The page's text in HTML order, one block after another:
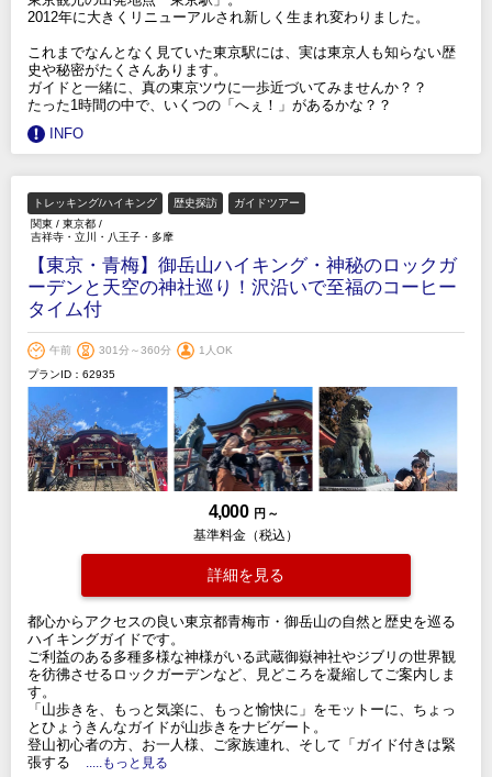
2012年に大きくリニューアルされ新しく生まれ変わりました。
これまでなんとなく見ていた東京駅には、実は東京人も知らない歴
史や秘密がたくさんあります。
ガイドと一緒に、真の東京ツウに一歩近づいてみませんか？？
たった1時間の中で、いくつの「へぇ！」があるかな？？
INFO
トレッキング/ハイキング 歴史探訪
ガイドツアー
関東 / 東京都 /
吉祥寺・立川・八王子・多摩
【東京・青梅】御岳山ハイキング・神秘のロックガ
ーデンと天空の神社巡り！沢沿いで至福のコーヒー
タイム付
午前 301分～360分
1人OK
プランID：62935
4,000 円 ～
基準料金（税込）
詳細を見る
都心からアクセスの良い東京都青梅市・御岳山の自然と歴史を巡る
ハイキングガイドです。
ご利益のある多種多様な神様がいる武蔵御嶽神社やジブリの世界観
を彷彿させるロックガーデンなど、見どころを凝縮してご案内しま
す。
「山歩きを、もっと気楽に、もっと愉快に」をモットーに、ちょっ
とひょうきんなガイドが山歩きをナビゲート。
登山初心者の方、お一人様、ご家族連れ、そして「ガイド付きは緊
張する
.....もっと見る